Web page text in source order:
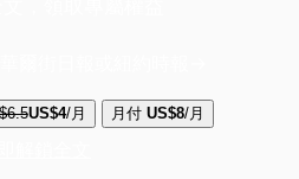
US$4/月 月付 US$8/月